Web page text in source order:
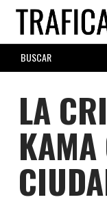
Skip
main
content
SEARCH
FORM
LA
KAMA